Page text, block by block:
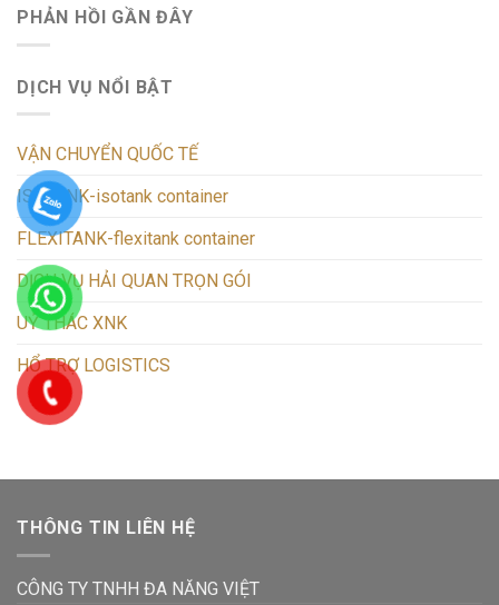
PHẢN HỒI GẦN ĐÂY
DỊCH VỤ NỔI BẬT
VẬN CHUYỂN QUỐC TẾ
ISOTANK-isotank container
FLEXITANK-flexitank container
DỊCH VỤ HẢI QUAN TRỌN GÓI
UỶ THÁC XNK
HỔ TRỢ LOGISTICS
THÔNG TIN LIÊN HỆ
CÔNG TY TNHH ĐA NĂNG VIỆT